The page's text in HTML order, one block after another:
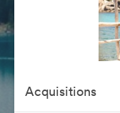
Acquisitions